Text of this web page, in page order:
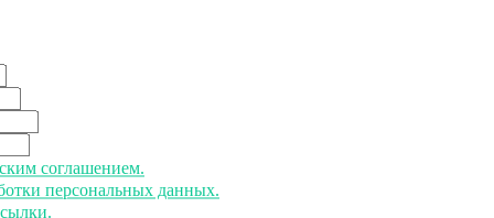
соглашением.
персональных данных.